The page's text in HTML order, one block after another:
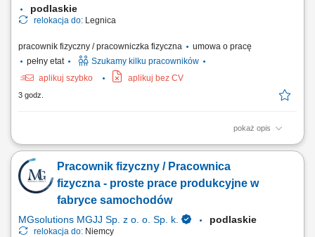
podlaskie
relokacja do: Legnica
pracownik fizyczny / pracowniczka fizyczna
umowa o pracę
pełny etat
Szukamy kilku pracowników
aplikuj szybko
aplikuj bez CV
3 godz.
pokaż opis
Montaż i podłączanie instalacji elektrycznych zgodnie z dokumentacją
techniczną. Dbanie o jakość i bezpieczeństwo wykonywanych prac.
Współpraca z zespołem na etapie realizacji inwestycji.
Pracownik fizyczny / Pracownica
fizyczna - proste prace produkcyjne w
fabryce samochodów
MGsolutions MGJJ Sp. z o. o. Sp. k. podlaskie
relokacja do: Niemcy